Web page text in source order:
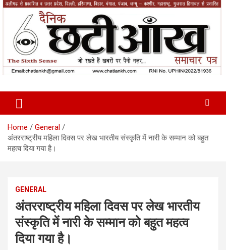
Skip
content
Chatiankh
Home
General
अंतरराष्ट्रीय महिला दिवस पर लेख भारतीय संस्कृति में नारी के सम्मान को बहुत
महत्व दिया गया है।
GENERAL
अंतरराष्ट्रीय महिला दिवस पर लेख भारतीय
संस्कृति में नारी के सम्मान को बहुत महत्व
दिया गया है।